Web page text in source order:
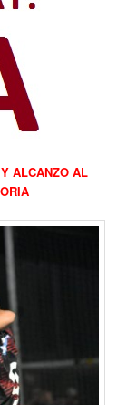
ALCANZO AL